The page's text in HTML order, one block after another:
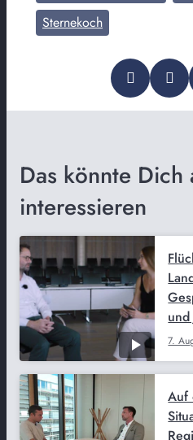
Sternekoch
Das könnte Dich
interessieren
7.
und
Auf